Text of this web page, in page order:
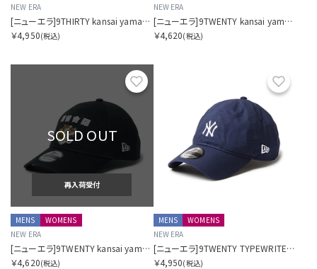
NEW ERA
[ニューエラ]9THIRTY kansai yamamoto 龍 サテン ネイビー
￥4,950(税込)
NEW ERA
[ニューエラ]9TWENTY kansai yamamoto 虎 爾愉會羅 カーディナル
￥4,620(税込)
お気に入り
SOLD OUT
再入荷受付
MENS
WOMENS
NEW ERA
[ニューエラ]9TWENTY kansai yamamoto 虎 爾愉會羅 ブラック
￥4,620(税込)
MENS
WOMENS
NEW ERA
[ニューエラ]9TWENTY TYPEWRITER ニューヨーク・ヤンキース タイプライター ネイビー
￥4,950(税込)